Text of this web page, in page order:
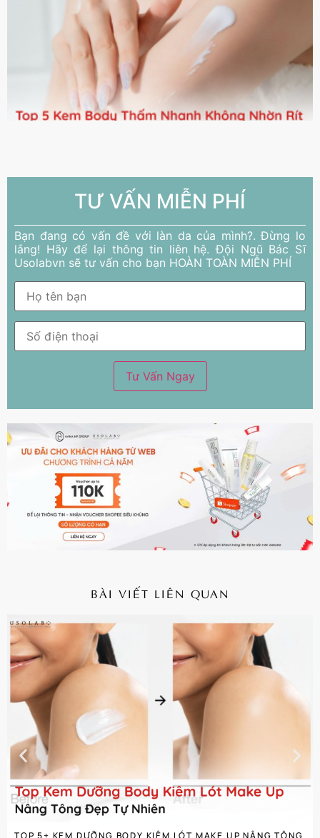
TƯ VẤN MIỄN PHÍ
Bạn đang có vấn đề với làn da của mình?. Đừng lo
lắng! Hãy để lại thông tin liên hệ. Đội Ngũ Bác Sĩ
Usolabvn sẽ tư vấn cho bạn HOÀN TOÀN MIỄN PHÍ
BÀI VIẾT LIÊN QUAN